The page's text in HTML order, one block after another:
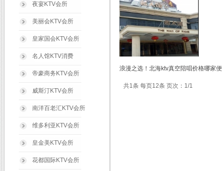
夜宴KTV会所
美丽会KTV会所
皇家国会KTV会所
名人馆KTV消费
帝豪商务KTV会所
威斯汀KTV会所
南洋百老汇KTV会所
维多利亚KTV会所
皇金美KTV会所
花都国际KTV会所
浪漫之选！北海ktv真空陪唱价格哪家
共1条 每页12条 页次：1/1